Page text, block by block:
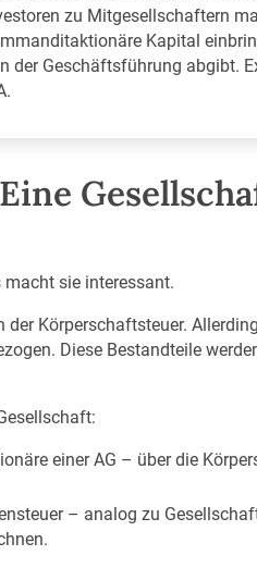
zu Mitgesellschaftern
Kapital
Geschäftsführung abgibt.
sie interessant.
Körperschaftsteuer.
Diese Bestandteile
einer AG – über die
– analog zu